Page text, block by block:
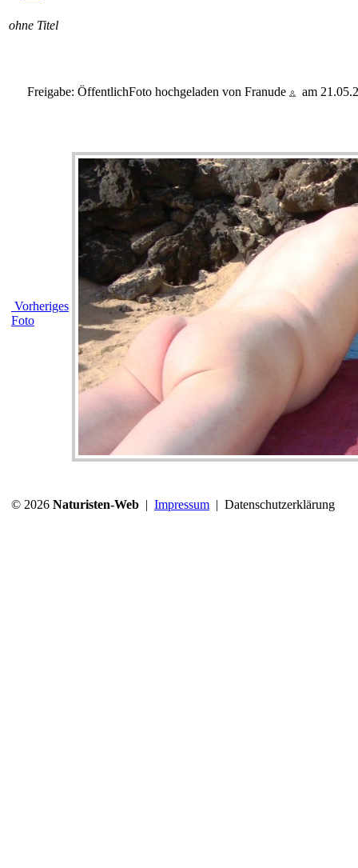
ohne Titel
Freigabe: ÖffentlichFoto hochgeladen von Franude am
Vorheriges
Foto
© 2026 Naturisten-Web | Impressum | Datenschutzerklärung